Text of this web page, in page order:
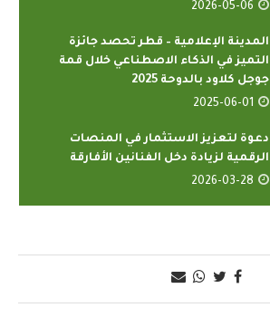
2026-05-06
المدينة الإعلامية – قطر تحصد جائزة
التميز في الذكاء الاصطناعي خلال قمة
جوجل كلاود بالدوحة 2025
2025-06-01
دعوة لتعزيز الاستثمار في المنصات
الرقمية لزيادة دخل الفنانين الأفارقة
2026-03-28